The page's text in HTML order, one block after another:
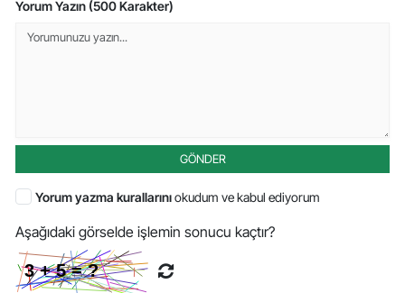
Yorum Yazın (500 Karakter)
GÖNDER
Yorum yazma kurallarınıokudum ve kabul ediyorum
Aşağıdaki görselde işlemin sonucu kaçtır?